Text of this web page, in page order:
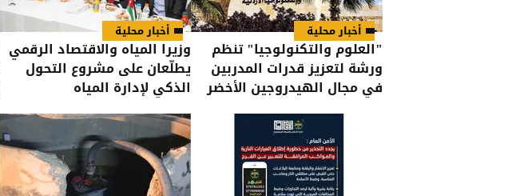
أخبار محلية
"العلوم والتكنولوجيا" تنظم
ورشة لتعزيز قدرات المدربين
في مجال الهيدروجين الأخضر
أخبار محلية
وزيرا المياه والاقتصاد الرقمي
يطلّعان على مشروع التحول
الذكي لإدارة المياه